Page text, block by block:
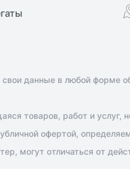
данные в любой форме
товаров, работ и услуг,
офертой,
могут отличаться от